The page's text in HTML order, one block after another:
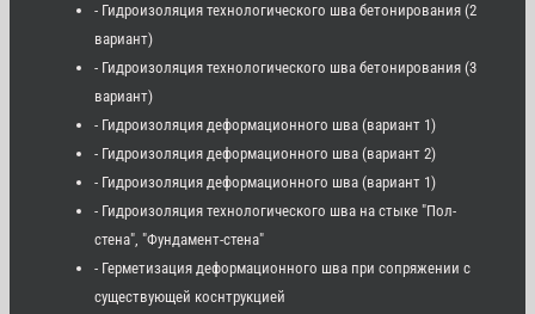
- Гидроизоляция технологического шва бетонирования (2
вариант)
- Гидроизоляция технологического шва бетонирования (3
вариант)
- Гидроизоляция деформационного шва (вариант 1)
- Гидроизоляция деформационного шва (вариант 2)
- Гидроизоляция деформационного шва (вариант 1)
- Гидроизоляция технологического шва на стыке "Пол-
стена", "Фундамент-стена"
- Герметизация деформационного шва при сопряжении с
существующей коснтрукцией